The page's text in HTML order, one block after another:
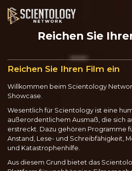
Reichen Sie
Reichen Sie Ihren Film ein
Willkommen beim Scientology
Showcase.
Wesentlich für Scientology ist eine
außerordentlichem Ausmaß, die sich
erstreckt. Dazu gehören Programme
Anstand, Lese- und Schreibfähigkeit,
und Katastrophenhilfe.
Aus diesem Grund bietet das